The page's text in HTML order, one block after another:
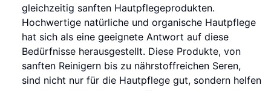
gleichzeitig sanften Hautpflegeprodukten.
Hochwertige natürliche und organische Hautpflege
hat sich als eine geeignete Antwort auf diese
Bedürfnisse herausgestellt. Diese Produkte, von
sanften Reinigern bis zu nährstoffreichen Seren,
sind nicht nur für die Hautpflege gut, sondern helfen